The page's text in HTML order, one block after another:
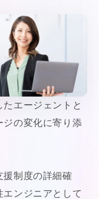
エージェントと
ジの変化に寄り添
援制度の詳細確
ンジニアとして